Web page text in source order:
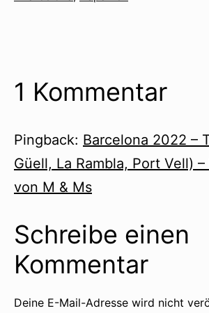
1 Kommentar
Pingback: Barcelona 2022 –
Güell, La Rambla, Port Vell)
von M & Ms
Schreibe einen
Kommentar
Deine E-Mail-Adresse wird nicht